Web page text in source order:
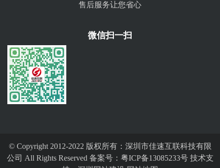
售后服务让您省心
微信扫一扫
© Copyright 2012-2022 版权所有：深圳市佳速互联科技有限
公司 All Rights Reserved 备案号： 粤ICP备13085233号技术支